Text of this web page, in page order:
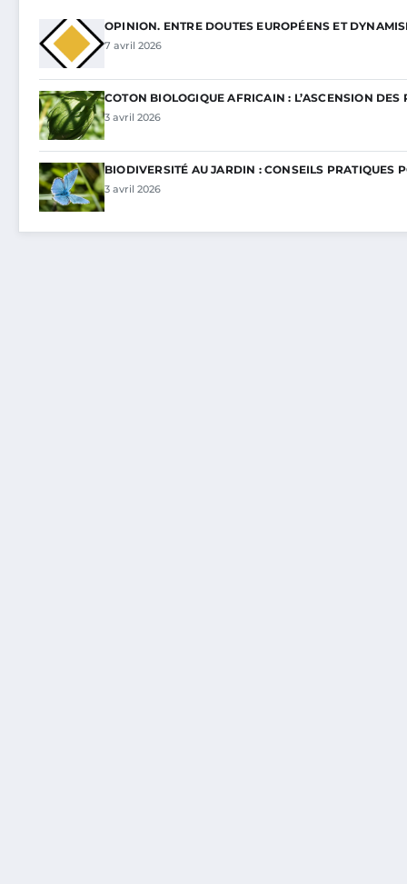
OPINION. ENTRE DOUTES EUROPÉENS ET
7 avril 2026
COTON BIOLOGIQUE AFRICAIN : L’ASCENSION DES
3 avril 2026
BIODIVERSITÉ AU JARDIN : CONSEILS PRATIQUES
3 avril 2026